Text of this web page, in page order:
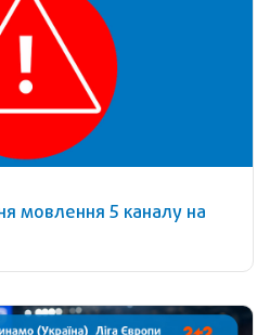
мовлення 5 каналу на